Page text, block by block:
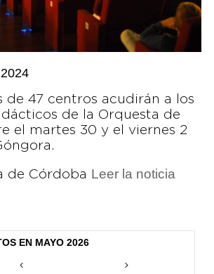
de 47 centros acudirán a los
de la Orquesta de
el martes 30 y el viernes 2
de Córdoba Leer la noticia
EN MAYO 2026